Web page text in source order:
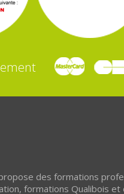
des formations
formations Qualibois